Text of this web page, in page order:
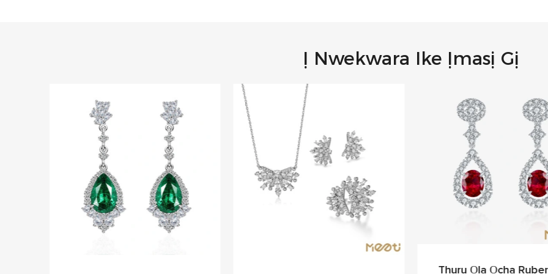
Ị Nwekwara Ike Ịmasị Gị
Thuru Ọla Ọcha